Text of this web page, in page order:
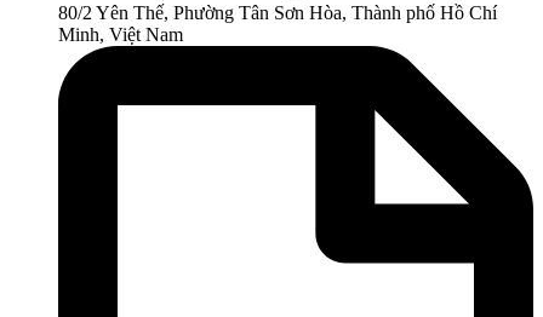
80/2 Yên Thế, Phường Tân Sơn Hòa, Thành phố Hồ Chí
Minh, Việt Nam